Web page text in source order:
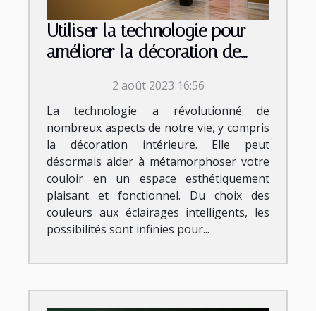
Utiliser la technologie pour
améliorer la décoration de
2 août 2023 16:56
La technologie a révolutionné de
nombreux aspects de notre vie, y compris
la décoration intérieure. Elle peut
désormais aider à métamorphoser votre
couloir en un espace esthétiquement
plaisant et fonctionnel. Du choix des
couleurs aux éclairages intelligents, les
possibilités sont infinies pour...